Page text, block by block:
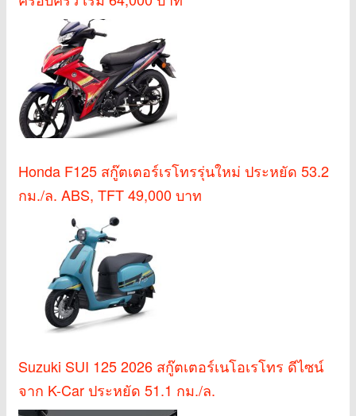
Honda F125 สกู๊ตเตอร์เรโทรรุ่นใหม่ ประหยัด 53.2
กม./ล. ABS, TFT 49,000 บาท
Suzuki SUI 125 2026 สกู๊ตเตอร์เนโอเรโทร ดีไซน์
จาก K-Car ประหยัด 51.1 กม./ล.